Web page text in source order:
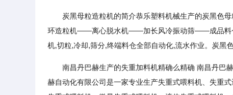
炭黑母粒造粒机的简介恭乐塑料机械生产的炭黑色
环造粒机——离心脱水机——加长风冷振动筛——成品料
机,切粒,冷却,筛分,终端料仓全部自动化,流水作业。炭黑色
南昌丹巴赫生产的失重加料机精确么精确 南昌丹巴
赫自动化有限公司是一家专业生产失重式喂料机、失重